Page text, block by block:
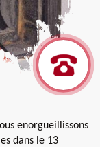
enorgueillissons
dans le 13